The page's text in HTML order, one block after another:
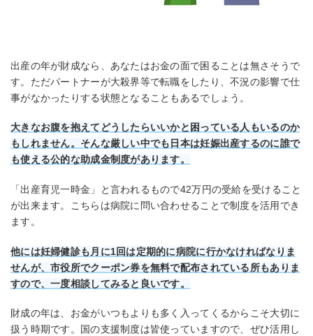
出産の年が財成なら、あなたはお金の面で困ることは無さそうで
す。ただパートナーが大殺界等で転職をしたり、不況の影響で仕
事がなかったりする状態となることもあるでしょう。
大きなお腹を抱えてどうしたらいいかと困っている人もいるのか
もしれません。そんな厳しい中でも日本は妊娠出産するのに誰で
も使える公的な助成金制度があります。
「出産育児一時金」と言われるもので42万円の受給を受けること
が出来ます。こちらは病院に問い合わせることで制度を活用でき
ます。
他には妊婦健診も月に1回は定期的に病院に行かなければなりま
せんが、市役所でクーポン券を無料で配布されている所もありま
すので、一度相談してみると良いです。
財成の年は、お金がいつもよりも多く入ってくるからこそ大切に
扱う時期です。国の支援制度は皆使っていますので、ぜひ活用し